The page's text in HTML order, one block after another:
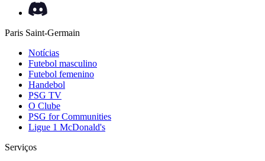
Paris Saint-Germain
Notícias
Futebol masculino
Futebol femenino
Handebol
PSG TV
O Clube
PSG for Communities
Ligue 1 McDonald's
Serviços